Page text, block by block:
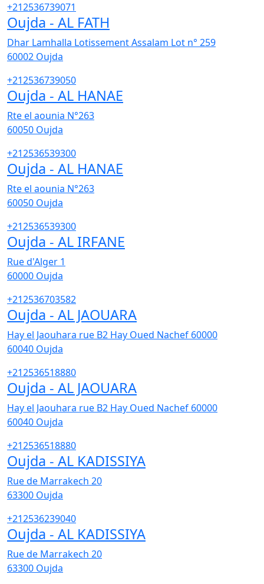
+212536739071
Oujda - AL FATH
Dhar Lamhalla Lotissement Assalam Lot n° 259
60002 Oujda
+212536739050
Oujda - AL HANAE
Rte el aounia N°263
60050 Oujda
+212536539300
Oujda - AL HANAE
Rte el aounia N°263
60050 Oujda
+212536539300
Oujda - AL IRFANE
Rue d'Alger 1
60000 Oujda
+212536703582
Oujda - AL JAOUARA
Hay el Jaouhara rue B2 Hay Oued Nachef 60000
60040 Oujda
+212536518880
Oujda - AL JAOUARA
Hay el Jaouhara rue B2 Hay Oued Nachef 60000
60040 Oujda
+212536518880
Oujda - AL KADISSIYA
Rue de Marrakech 20
63300 Oujda
+212536239040
Oujda - AL KADISSIYA
Rue de Marrakech 20
63300 Oujda